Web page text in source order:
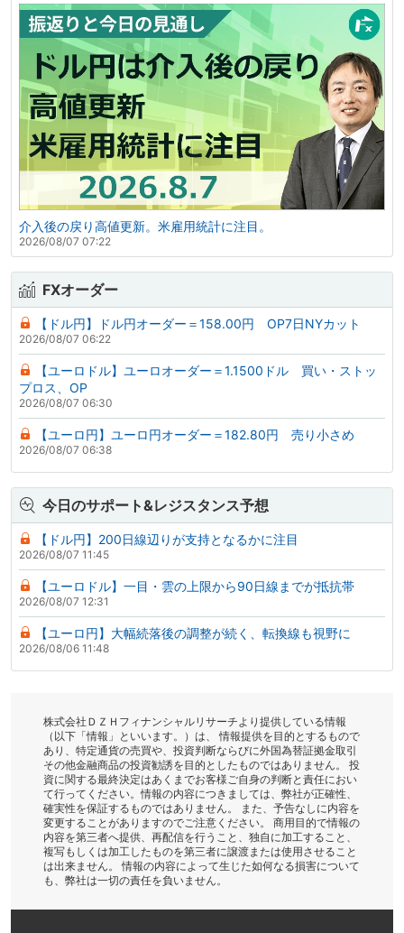
介入後の戻り高値更新。米雇用統計に注目。
2026/08/07 07:22
FXオーダー
【ドル円】ドル円オーダー＝158.00円 OP7日NYカット
2026/08/07 06:22
【ユーロドル】ユーロオーダー＝1.1500ドル 買い・ストッ
プロス、OP
2026/08/07 06:30
【ユーロ円】ユーロ円オーダー＝182.80円 売り小さめ
2026/08/07 06:38
今日のサポート&レジスタンス予想
【ドル円】200日線辺りが支持となるかに注目
2026/08/07 11:45
【ユーロドル】一目・雲の上限から90日線までが抵抗帯
2026/08/07 12:31
【ユーロ円】大幅続落後の調整が続く、転換線も視野に
2026/08/06 11:48
株式会社ＤＺＨフィナンシャルリサーチより提供している情報
（以下「情報」といいます。）は、 情報提供を目的とするもので
あり、特定通貨の売買や、投資判断ならびに外国為替証拠金取引
その他金融商品の投資勧誘を目的としたものではありません。 投
資に関する最終決定はあくまでお客様ご自身の判断と責任におい
て行ってください。情報の内容につきましては、弊社が正確性、
確実性を保証するものではありません。 また、予告なしに内容を
変更することがありますのでご注意ください。 商用目的で情報の
内容を第三者へ提供、再配信を行うこと、独自に加工すること、
複写もしくは加工したものを第三者に譲渡または使用させること
は出来ません。 情報の内容によって生じた如何なる損害について
も、弊社は一切の責任を負いません。